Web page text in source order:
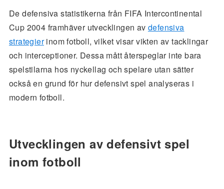
De defensiva statistikerna från FIFA Intercontinental
Cup 2004 framhäver utvecklingen av defensiva
strategierinom fotboll, vilket visar vikten av tacklingar
och interceptioner. Dessa mått återspeglar inte bara
spelstilarna hos nyckellag och spelare utan sätter
också en grund för hur defensivt spel analyseras i
modern fotboll.
Utvecklingen av defensivt spel
inom fotboll